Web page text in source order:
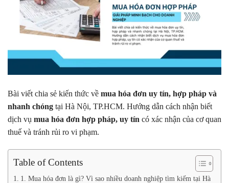
Bài viết chia sẻ kiến thức về mua hóa đơn uy tín, hợp pháp và
nhanh chóng tại Hà Nội, TP.HCM. Hướng dẫn cách nhận biết
dịch vụ mua hóa đơn hợp pháp, uy tín có xác nhận của cơ quan
thuế và tránh rủi ro vi phạm.
Table of Contents
1. Mua hóa đơn là gì? Vì sao nhiều doanh nghiệp tìm kiếm tại Hà